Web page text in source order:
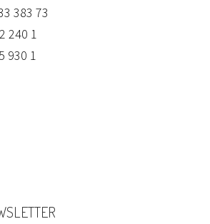
383 73
240 1
930 1